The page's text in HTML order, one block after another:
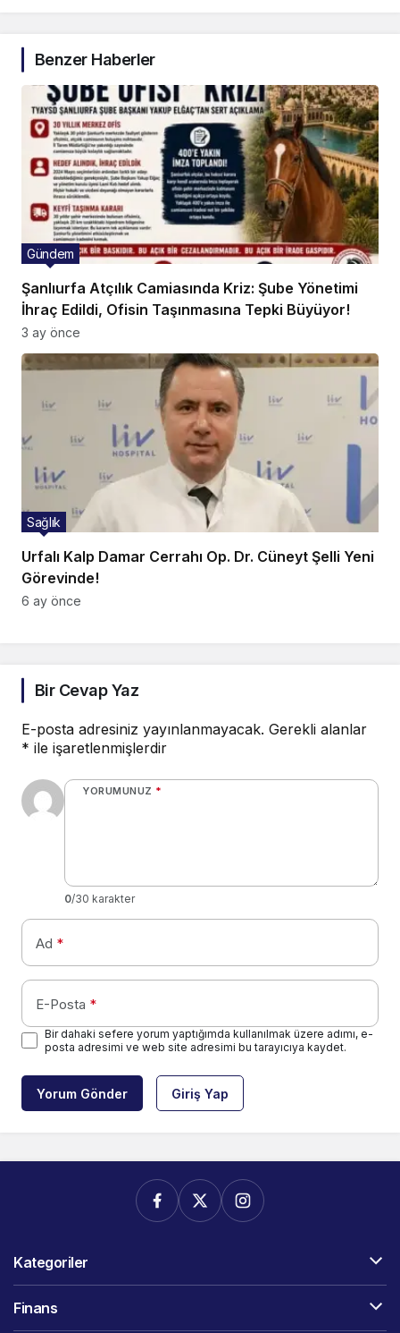
Benzer Haberler
Şanlıurfa Atçılık Camiasında Kriz: Şube Yönetimi
İhraç Edildi, Ofisin Taşınmasına Tepki Büyüyor!
Gündem
3 ay önce
Urfalı Kalp Damar Cerrahı Op. Dr. Cüneyt Şelli Yeni
Görevinde!
Sağlık
6 ay önce
Bir Cevap Yaz
E-posta adresiniz yayınlanmayacak. Gerekli alanlar
* ile işaretlenmişlerdir
YORUMUNUZ *
0/30 karakter
Ad *
E-Posta *
Bir dahaki sefere yorum yaptığımda kullanılmak üzere adımı, e-
posta adresimi ve web site adresimi bu tarayıcıya kaydet.
Yorum Gönder Giriş Yap
Kategoriler
Finans